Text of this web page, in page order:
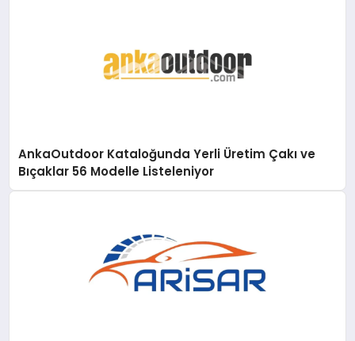
AnkaOutdoor Kataloğunda Yerli Üretim Çakı ve
Bıçaklar 56 Modelle Listeleniyor